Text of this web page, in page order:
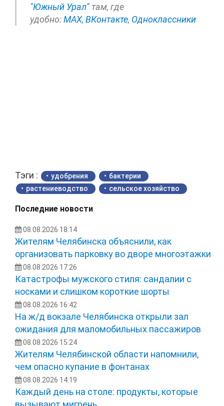
"Южный Урал" там, где
удобно:МАХ, ВКонтакте, Одноклассники
Тэги : удобрения
бактерии
растениеводство
сельское хозяйство
Последние новости
08.08.2026 18:14
Жителям Челябинска объяснили, как
организовать парковку во дворе многоэтажки
08.08.2026 17:26
Катастрофы мужского стиля: сандалии с
носками и слишком короткие шорты
08.08.2026 16:42
На ж/д вокзале Челябинска открыли зал
ожидания для маломобильных пассажиров
08.08.2026 15:24
Жителям Челябинской области напомнили,
чем опасно купание в фонтанах
08.08.2026 14:19
Каждый день на столе: продукты, которые